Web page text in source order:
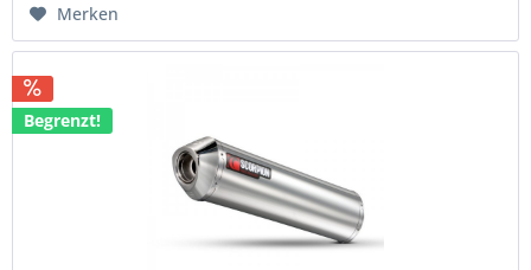
Merken
Begrenzt!